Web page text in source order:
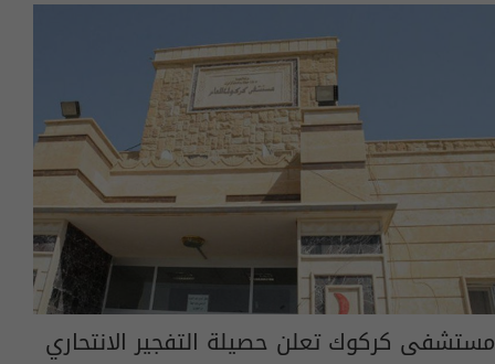
مستشفى كركوك تعلن حصيلة التفجير الانتحاري